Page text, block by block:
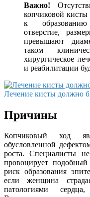
Важно!
копчиковой
к
отверстие,
превышают
таком
хирургическое
и реабилитации
Лечение кисты должно
Причины
Копчиковый ход
обусловленной
роста. Специалисты
провоцирует
риск образования
если женщина
патологиями сердца,